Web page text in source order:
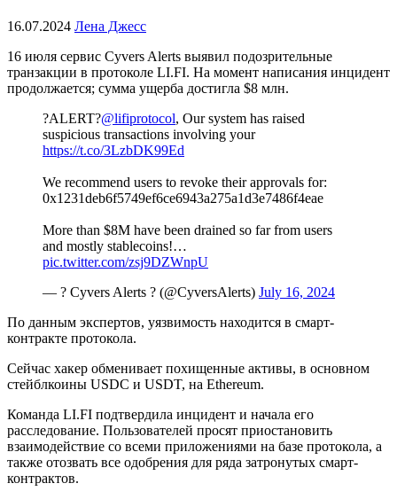
16.07.2024 Лена Джесс
16 июля сервис Cyvers Alerts выявил подозрительные
транзакции в протоколе LI.FI. На момент написания инцидент
продолжается; сумма ущерба достигла $8 млн.
?ALERT?@lifiprotocol, Our system has raised
suspicious transactions involving your
https://t.co/3LzbDK99Ed
We recommend users to revoke their approvals for:
0x1231deb6f5749ef6ce6943a275a1d3e7486f4eae
More than $8M have been drained so far from users
and mostly stablecoins!…
pic.twitter.com/zsj9DZWnpU
— ? Cyvers Alerts ? (@CyversAlerts) July 16, 2024
По данным экспертов, уязвимость находится в смарт-
контракте протокола.
Сейчас хакер обменивает похищенные активы, в основном
стейблкоины USDC и USDT, на Ethereum.
Команда LI.FI подтвердила инцидент и начала его
расследование. Пользователей просят приостановить
взаимодействие со всеми приложениями на базе протокола, а
также отозвать все одобрения для ряда затронутых смарт-
контрактов.